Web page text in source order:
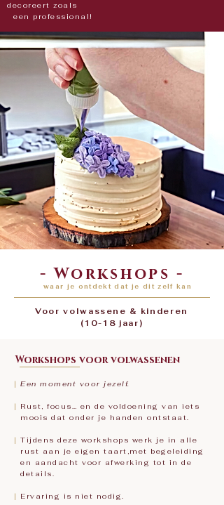
decoreert zoals
een professional!
- Workshops -
waar je ontdekt dat je dit zelf kan
Voor volwassene & kinderen
(10-18 jaar)
Workshops voor volwassenen
| Een moment voor jezelf.
|
Rust, focus… en de voldoening van iets
moois dat onder je handen ontstaat.
| Tijdens deze workshops werk je in alle
rust aan je eigen taart,met begeleiding
en aandacht voor afwerking tot in de
details.
| Ervaring is niet nodig.